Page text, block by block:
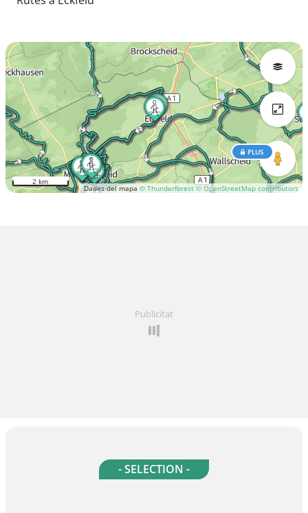
Dades del mapa © Thunderforest © OpenStreetMap contributors
PLUS
2 km
Publicitat
- SELECTION -